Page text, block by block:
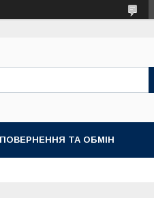
ПОВЕРНЕННЯ ТА ОБМІН